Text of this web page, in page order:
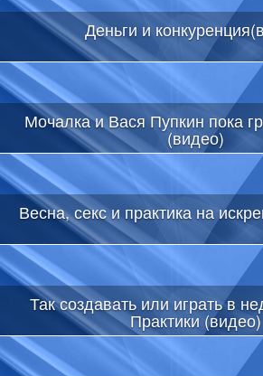
Деньги и
Мочалка и Вася Пупкин пока
(видео)
Весна, секс и практика на
Так создавать или играть в
Практики (видео)